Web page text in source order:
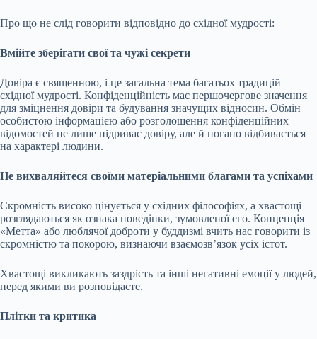
Про що не слід говорити відповідно до східної мудрості:
Вмійте зберігати свої та чужі секрети
Довіра є священною, і це загальна тема багатьох традицій
східної мудрості. Конфіденційність має першочергове значення
для зміцнення довіри та будування значущих відносин. Обмін
особистою інформацією або розголошення конфіденційних
відомостей не лише підриває довіру, але й погано відбивається
на характері людини.
Не вихваляйтеся своїми матеріальними благами та успіхами
Скромність високо цінується у східних філософіях, а хвастощі
розглядаються як ознака поведінки, зумовленої его. Концепція
«Метта» або люблячої доброти у буддизмі вчить нас говорити із
скромністю та покорою, визнаючи взаємозв’язок усіх істот.
Хвастощі викликають заздрість та інші негативні емоції у людей,
перед якими ви розповідаєте.
Плітки та критика